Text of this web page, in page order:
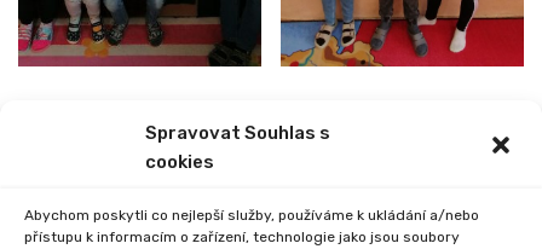
Spravovat Souhlas s
cookies
Abychom poskytli co nejlepší služby, používáme k ukládání a/nebo
přístupu k informacím o zařízení, technologie jako jsou soubory
NEXT